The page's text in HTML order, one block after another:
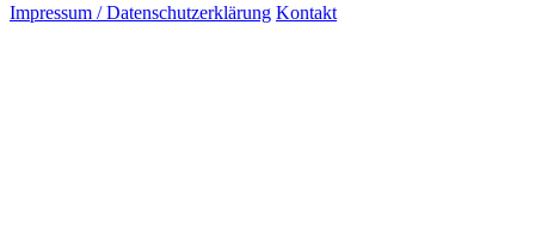
Impressum / Datenschutzerklärung Kontakt